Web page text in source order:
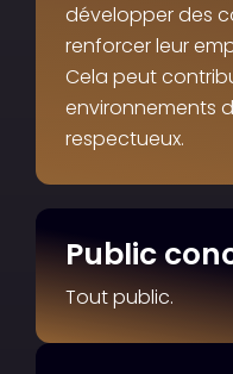
développer des
renforcer leur
Cela peut
environnements
respectueux.
Public
Tout public.